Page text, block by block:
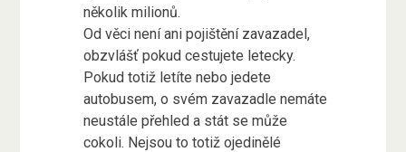
několik milionů.
Od věci není ani pojištění zavazadel,
obzvlášť pokud cestujete letecky.
Pokud totiž letíte nebo jedete
autobusem, o svém zavazadle nemáte
neustále přehled a stát se může
cokoli. Nejsou to totiž ojedinělé